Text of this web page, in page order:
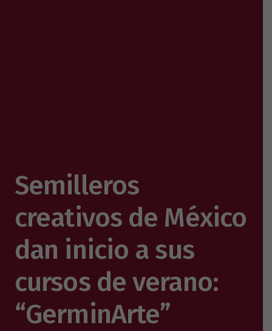
Semilleros
creativos de México
dan inicio a sus
cursos de verano:
“GerminArte”